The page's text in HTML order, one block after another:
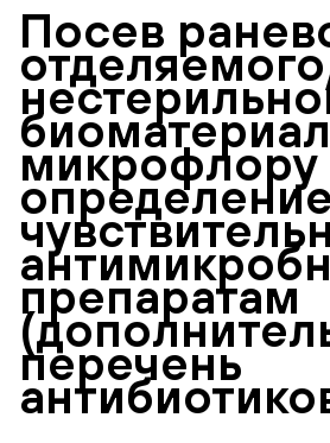
Посев
микрофлору
препаратам
перечень